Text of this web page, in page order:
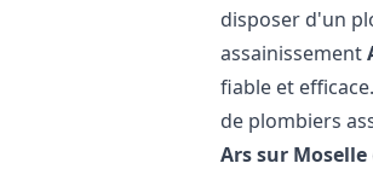
disposer d'un
assainissement
fiable et
de plombiers
Ars sur Moselle